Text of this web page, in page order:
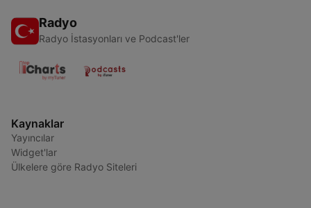
Radyo
Radyo İstasyonları ve Podcast'ler
Kaynaklar
Yayıncılar
Widget'lar
Ülkelere göre Radyo Siteleri